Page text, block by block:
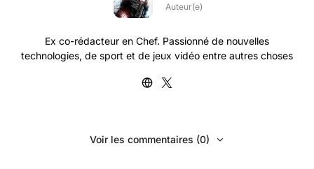
Auteur(e)
Ex co-rédacteur en Chef. Passionné de nouvelles
technologies, de sport et de jeux vidéo entre autres choses
Voir les commentaires (0)